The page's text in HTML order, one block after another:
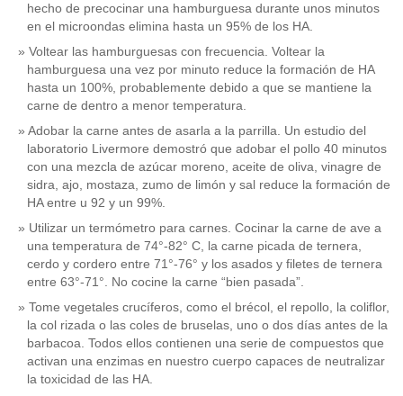
hecho de precocinar una hamburguesa durante unos minutos
en el microondas elimina hasta un 95% de los HA.
Voltear las hamburguesas con frecuencia. Voltear la
hamburguesa una vez por minuto reduce la formación de HA
hasta un 100%, probablemente debido a que se mantiene la
carne de dentro a menor temperatura.
Adobar la carne antes de asarla a la parrilla. Un estudio del
laboratorio Livermore demostró que adobar el pollo 40 minutos
con una mezcla de azúcar moreno, aceite de oliva, vinagre de
sidra, ajo, mostaza, zumo de limón y sal reduce la formación de
HA entre u 92 y un 99%.
Utilizar un termómetro para carnes. Cocinar la carne de ave a
una temperatura de 74°-82° C, la carne picada de ternera,
cerdo y cordero entre 71°-76° y los asados y filetes de ternera
entre 63°-71°. No cocine la carne “bien pasada”.
Tome vegetales crucíferos, como el brécol, el repollo, la coliflor,
la col rizada o las coles de bruselas, uno o dos días antes de la
barbacoa. Todos ellos contienen una serie de compuestos que
activan una enzimas en nuestro cuerpo capaces de neutralizar
la toxicidad de las HA.